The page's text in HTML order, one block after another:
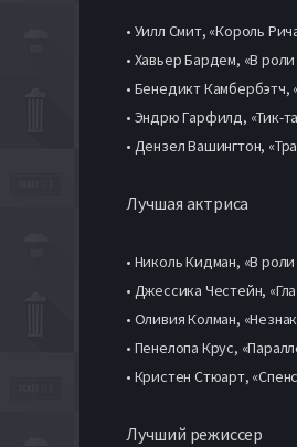
• Уилл Смит, «Король
• Хавьер Бардем, «В
• Бенедикт Камбербэтч,
• Эндрю Гарфилд, «Тик-
• Дензел Вашингтон,
Лучшая актриса
• Николь Кидман, «В
• Джессика Честейн,
• Оливия Колман,
• Пенелопа Крус,
• Кристен Стюарт,
Лучший режиссер